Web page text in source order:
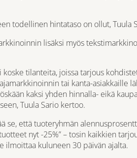
todellinen hintataso on ollut, Tuula
lisäksi myös
tilanteita, joissa tarjous
tai kanta-asiakkaille
kaksi yhden hinnalla- eikä
Tuula Sario kertoo.
se, että tuoteryhmän
nyt -25%” – tosin kaikkien
kuluneen 30 päivän ajalta.